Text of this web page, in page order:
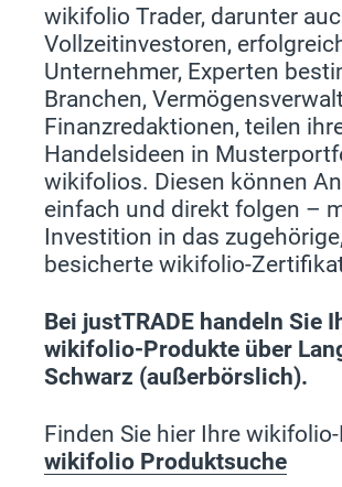
wikifolio Trader, darunter
Vollzeitinvestoren,
Unternehmer, Experten
Branchen,
Finanzredaktionen, teilen
Handelsideen in
wikifolios. Diesen können
einfach und direkt folgen –
Investition in das
besicherte wikifolio-
Bei justTRADE handeln Sie
wikifolio-Produkte über
Schwarz (außerbörslich).
Finden Sie hier Ihre
wikifolio Produktsuche